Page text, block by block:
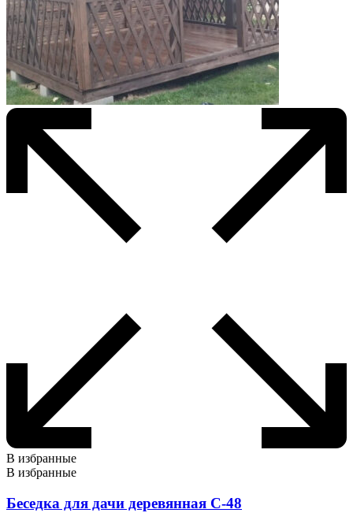
В избранные
В избранные
Беседка для дачи деревянная С-48